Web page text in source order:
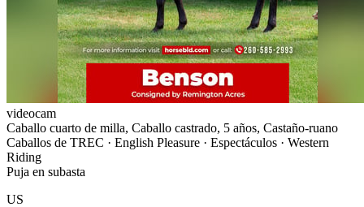
videocam
Caballo cuarto de milla, Caballo castrado, 5 años, Castaño-ruano
Caballos de TREC · English Pleasure · Espectáculos · Western
Riding
Puja en subasta
US